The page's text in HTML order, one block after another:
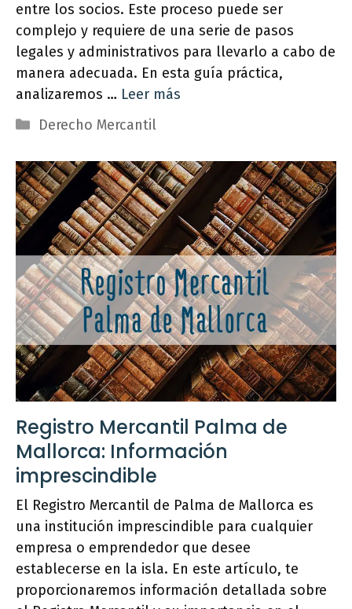
entre los socios. Este proceso puede ser
complejo y requiere de una serie de pasos
legales y administrativos para llevarlo a cabo de
manera adecuada. En esta guía práctica,
analizaremos … Leer más
Categorías
Derecho Mercantil
Registro Mercantil Palma de
Mallorca: Información
imprescindible
El Registro Mercantil de Palma de Mallorca es
una institución imprescindible para cualquier
empresa o emprendedor que desee
establecerse en la isla. En este artículo, te
proporcionaremos información detallada sobre